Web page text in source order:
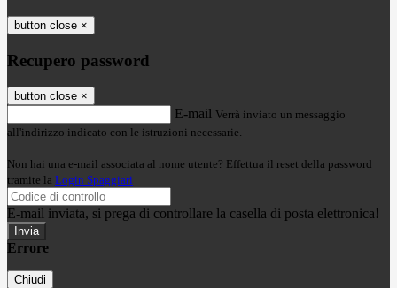
button close ×
Recupero password
button close ×
E-mail Verrà inviato un messaggio
all'indirizzo indicato con le istruzioni necessarie.
Non hai una e-mail associata al nome utente? Effettua il reset della password
tramite la Login Spaggiari
E-mail inviata, si prega di controllare la casella di posta elettronica!
Errore
Chiudi